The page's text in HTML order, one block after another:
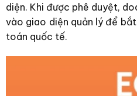
diện. Khi được phê duyệt,
vào giao diện quản lý để
toán quốc tế.